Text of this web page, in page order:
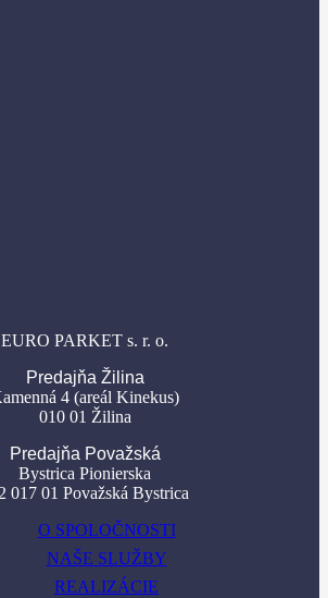
EURO PARKET s. r. o.
Predajňa Žilina
4 (areál Kinekus)
010 01 Žilina
Predajňa Považská
Bystrica Pionierska
017 01 Považská Bystrica
O SPOLOČNOSTI
NAŠE SLUŽBY
REALIZÁCIE